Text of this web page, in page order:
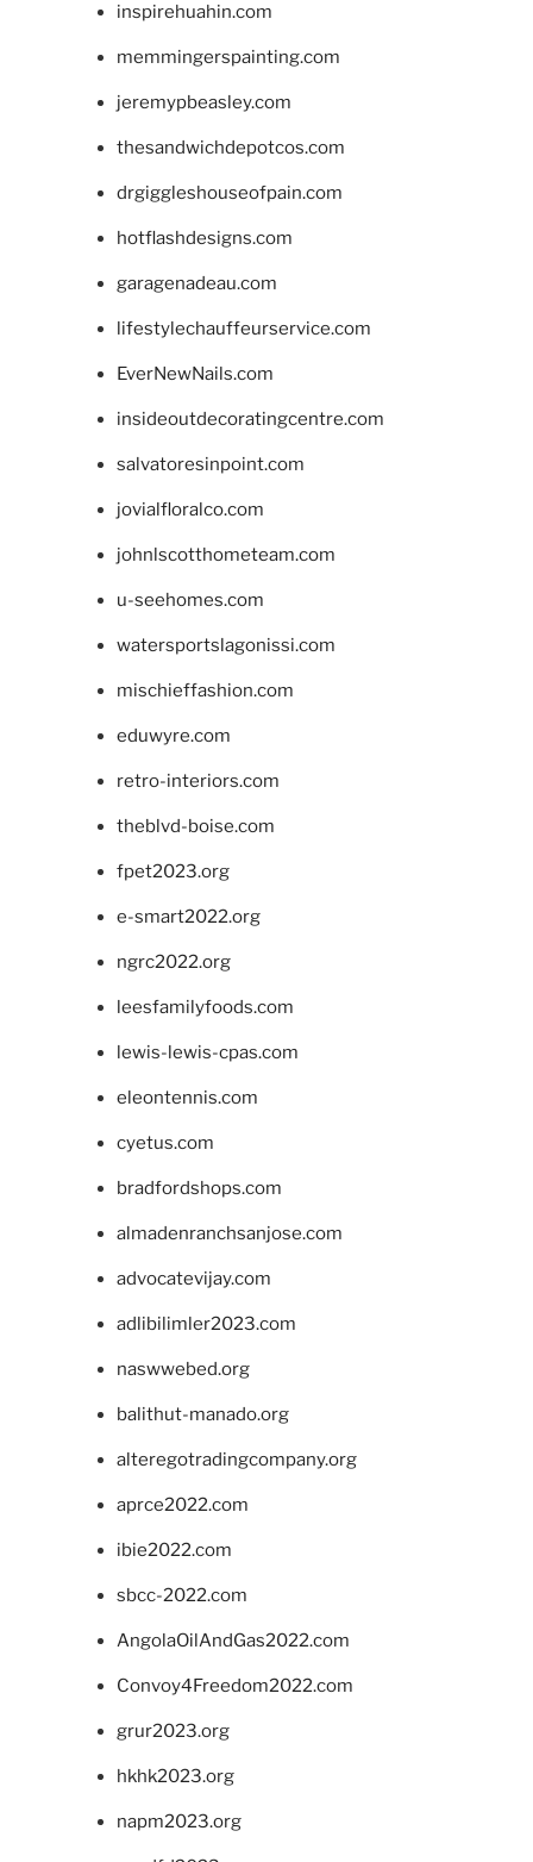
inspirehuahin.com
memmingerspainting.com
jeremypbeasley.com
thesandwichdepotcos.com
drgiggleshouseofpain.com
hotflashdesigns.com
garagenadeau.com
lifestylechauffeurservice.com
EverNewNails.com
insideoutdecoratingcentre.com
salvatoresinpoint.com
jovialfloralco.com
johnlscotthometeam.com
u-seehomes.com
watersportslagonissi.com
mischieffashion.com
eduwyre.com
retro-interiors.com
theblvd-boise.com
fpet2023.org
e-smart2022.org
ngrc2022.org
leesfamilyfoods.com
lewis-lewis-cpas.com
eleontennis.com
cyetus.com
bradfordshops.com
almadenranchsanjose.com
advocatevijay.com
adlibilimler2023.com
naswwebed.org
balithut-manado.org
alteregotradingcompany.org
aprce2022.com
ibie2022.com
sbcc-2022.com
AngolaOilAndGas2022.com
Convoy4Freedom2022.com
grur2023.org
hkhk2023.org
napm2023.org